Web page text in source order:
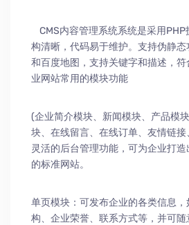
CMS内容管理系统系统是采用PHP
构清晰，代码易于维护。支持伪静
和百度地图，支持关键字和描述，符
业网站常用的模块功能
(企业简介模块、新闻模块、产品模
块、在线留言、在线订单、友情链
灵活的后台管理功能，可为企业打
的标准网站。
单页模块：可发布企业的各类信息
构、企业荣誉、联系方式等，并可随